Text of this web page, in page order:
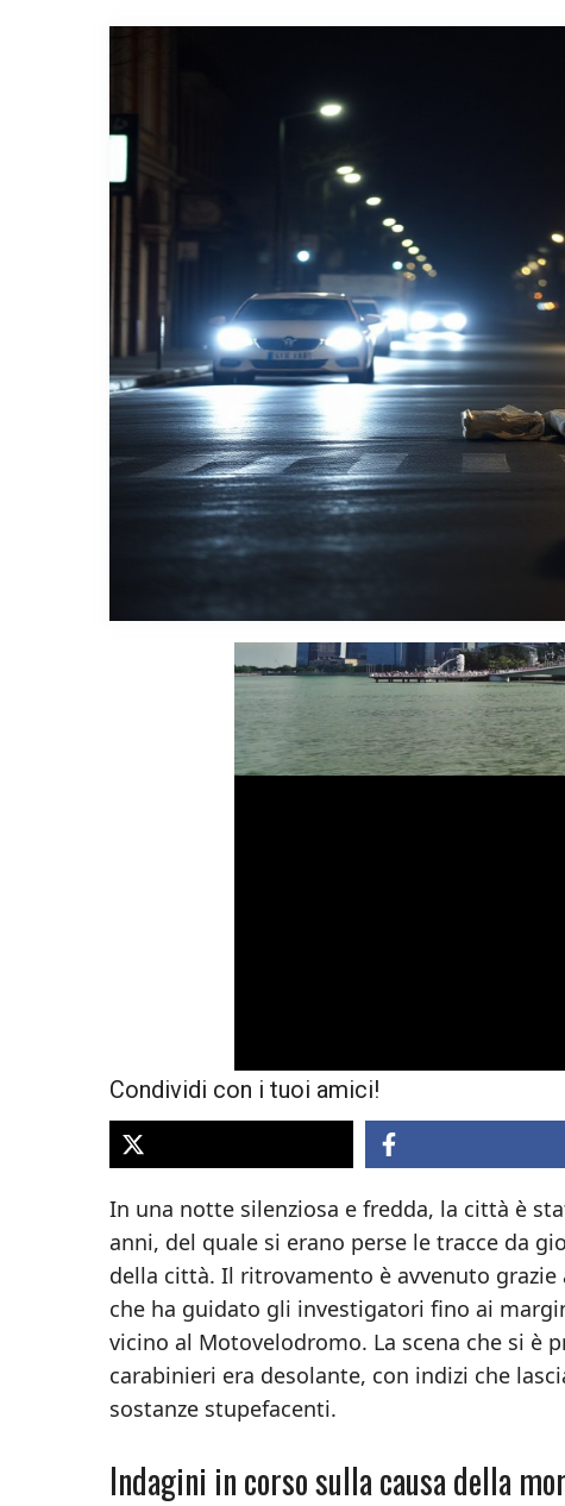
Condividi con i tuoi amici!
In una notte silenziosa e fredda, la città è
anni, del quale si erano perse le tracce da
della città. Il ritrovamento è avvenuto
che ha guidato gli investigatori fino ai
vicino al Motovelodromo. La scena che si è
carabinieri era desolante, con indizi che
sostanze stupefacenti.
Indagini in corso sulla causa della